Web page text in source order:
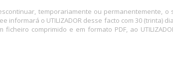
temporariamente ou permanentemente,
o UTILIZADOR desse facto com 30 (trinta)
comprimido e em formato PDF, ao